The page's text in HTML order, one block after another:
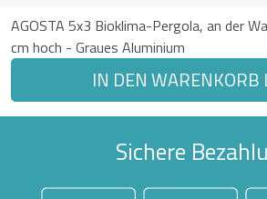
AGOSTA 5x3 Bioklima-Pergola, an der
cm hoch - Graues Aluminium
IN DEN WARENKORB
Sichere